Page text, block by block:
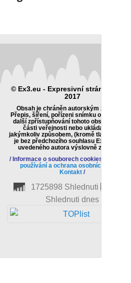
© Ex3.eu - Expresivní stránky 2014
2017
Obsah je chráněn autorským zákonem.
Přepis, šíření, pořízeni snímku obrazovky
další zpřístupňování tohoto obsahu či
části veřejnosti nebo ukládaní, a to
jakýmkoliv způsobem, (kromě tlačítka
je bez předchozího souhlasu Ex3.eu nebo
uvedeného autora výslovně zakázáno.
/ Informace o souborech cookies
používání a ochrana osobních údajů
Kontakt /
1725898 Shlednuti
Shlednuti dnes